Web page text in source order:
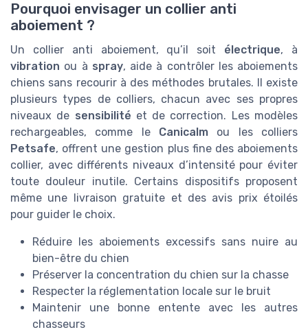
Pourquoi envisager un collier anti
aboiement ?
Un collier anti aboiement, qu’il soit électrique, à
vibration ou à spray, aide à contrôler les aboiements
chiens sans recourir à des méthodes brutales. Il existe
plusieurs types de colliers, chacun avec ses propres
niveaux de sensibilité et de correction. Les modèles
rechargeables, comme le Canicalm ou les colliers
Petsafe, offrent une gestion plus fine des aboiements
collier, avec différents niveaux d’intensité pour éviter
toute douleur inutile. Certains dispositifs proposent
même une livraison gratuite et des avis prix étoilés
pour guider le choix.
Réduire les aboiements excessifs sans nuire au
bien-être du chien
Préserver la concentration du chien sur la chasse
Respecter la réglementation locale sur le bruit
Maintenir une bonne entente avec les autres
chasseurs